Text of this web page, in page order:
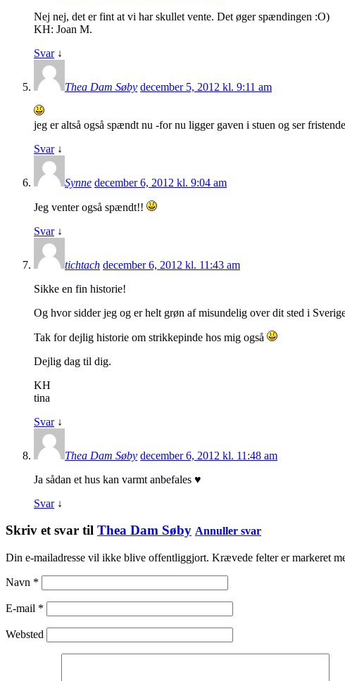
Nej nej, det er fint at vi har skullet vente. Det øger spændingen :O)
KH: Joan M.
Svar ↓
Thea Dam Søby december 5, 2012 kl. 9:11 am
jeg er altså også spændt nu -for nu ligger gaven i stuen og ser
Svar ↓
Synne december 6, 2012 kl. 9:04 am
Jeg venter også spændt!!
Svar ↓
tichtach december 6, 2012 kl. 11:43 am
Sikke en fin historie!
Og hvor sidder jeg og er helt grøn af misundelig over dit sted i
Tak for dejlig historie om strikkepinde hos mig også
Dejlig dag til dig.
KH
tina
Svar ↓
Thea Dam Søby december 6, 2012 kl. 11:48 am
Ja sådan et hus kan varmt anbefales ♥
Svar ↓
Skriv et svar til Thea Dam Søby Annuller svar
Din e-mailadresse vil ikke blive offentliggjort. Krævede felter er markeret
Navn *
E-mail *
Websted